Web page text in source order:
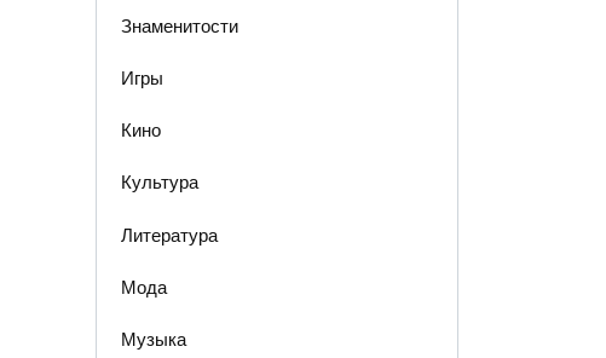
Знаменитости
Игры
Кино
Культура
Литература
Мода
Музыка